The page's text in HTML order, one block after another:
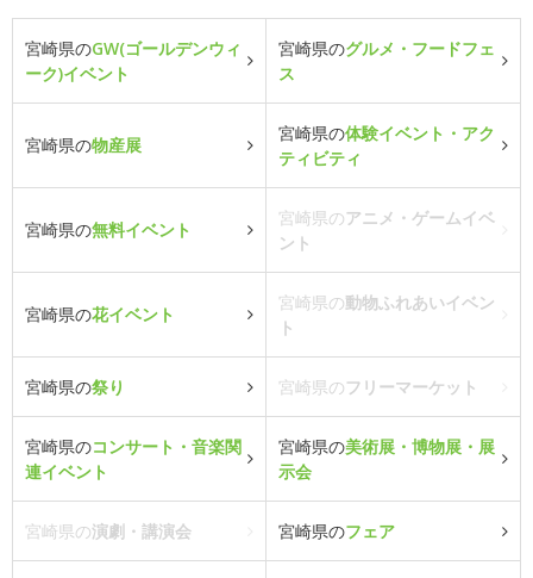
宮崎県のGW(ゴールデンウィ
ーク)イベント
宮崎県のグルメ・フードフェ
ス
宮崎県の物産展
宮崎県の体験イベント・アク
ティビティ
宮崎県の無料イベント
宮崎県のアニメ・ゲームイベ
ント
宮崎県の花イベント
宮崎県の動物ふれあいイベン
ト
宮崎県の祭り 宮崎県のフリーマーケット
宮崎県のコンサート・音楽関
連イベント
宮崎県の美術展・博物展・展
示会
宮崎県の演劇・講演会 宮崎県のフェア